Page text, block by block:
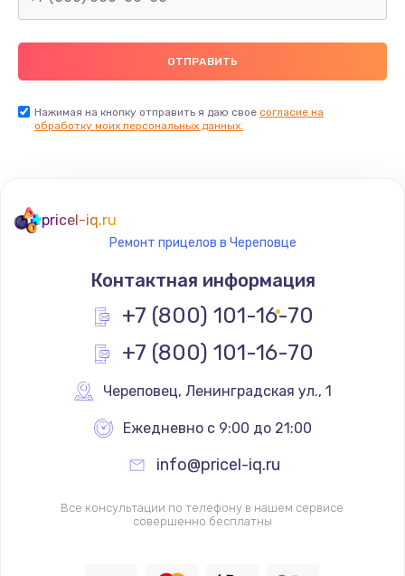
Нажимая на кнопку отправить я даю свое согласие на
обработку моих персональных данных.
pricel-iq.ru
Ремонт прицелов в Череповце
Контактная информация
+7 (800) 101-16-70
+7 (800) 101-16-70
Череповец, Ленинградская ул., 1
Ежедневно с 9:00 до 21:00
info@pricel-iq.ru
Все консультации по телефону в нашем сервисе
совершенно бесплатны